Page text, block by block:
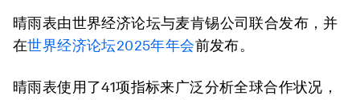
晴雨表由世界经济论坛与麦肯锡公司联合发布，并
在世界经济论坛2025年年会前发布。
晴雨表使用了41项指标来广泛分析全球合作状况，